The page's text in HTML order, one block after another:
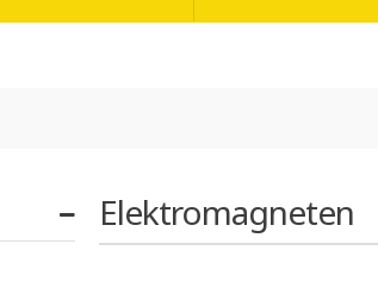
Elektromagneten